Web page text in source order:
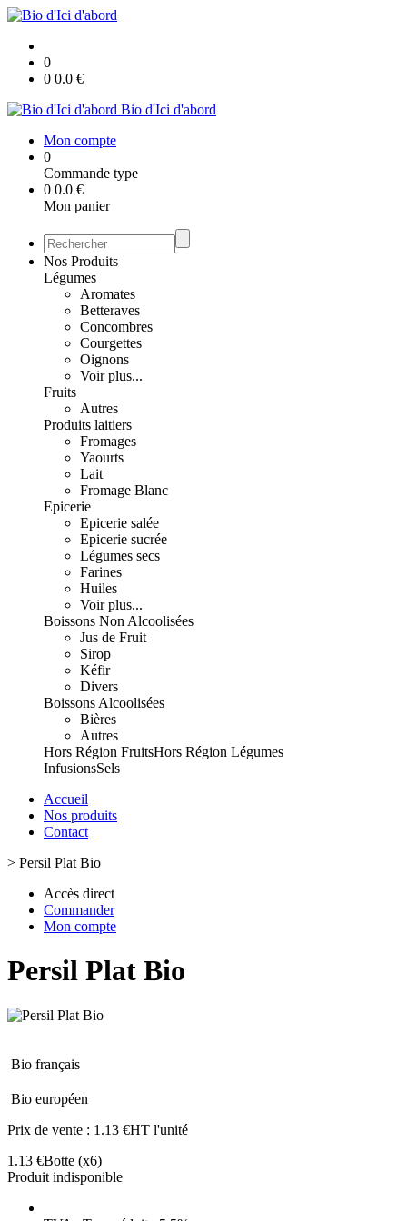
0
0 0.0 €
Bio d'Ici d'abord
Mon compte
0
Commande type
0 0.0 €
Mon panier
Nos Produits
Légumes
Aromates
Betteraves
Concombres
Courgettes
Oignons
Voir plus...
Fruits
Autres
Produits laitiers
Fromages
Yaourts
Lait
Fromage Blanc
Epicerie
Epicerie salée
Epicerie sucrée
Légumes secs
Farines
Huiles
Voir plus...
Boissons Non Alcoolisées
Jus de Fruit
Sirop
Kéfir
Divers
Boissons Alcoolisées
Bières
Autres
Hors Région FruitsHors Région Légumes
InfusionsSels
Accueil
Nos produits
Contact
> Persil Plat Bio
Accès direct
Commander
Mon compte
Persil Plat Bio
Bio français
Bio européen
Prix de vente : 1.13 €HT l'unité
1.13 €Botte (x6)
Produit indisponible